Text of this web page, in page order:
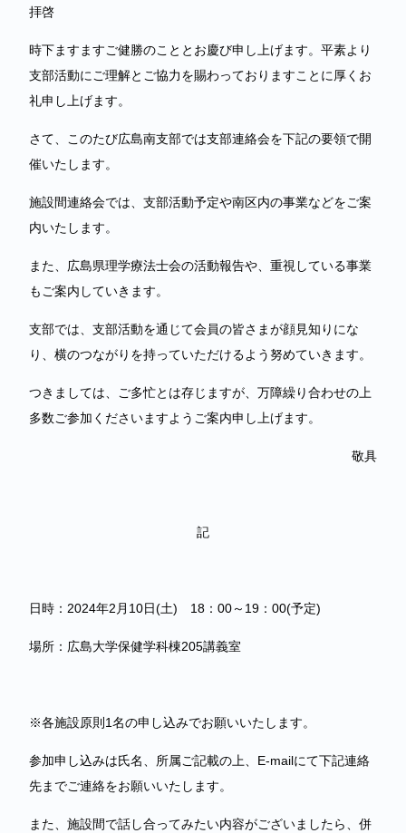
拝啓
時下ますますご健勝のこととお慶び申し上げます。平素より
支部活動にご理解とご協力を賜わっておりますことに厚くお
礼申し上げます。
さて、このたび広島南支部では支部連絡会を下記の要領で開
催いたします。
施設間連絡会では、支部活動予定や南区内の事業などをご案
内いたします。
また、広島県理学療法士会の活動報告や、重視している事業
もご案内していきます。
支部では、支部活動を通じて会員の皆さまが顔見知りにな
り、横のつながりを持っていただけるよう努めていきます。
つきましては、ご多忙とは存じますが、万障繰り合わせの上
多数ご参加くださいますようご案内申し上げます。
敬具
記
日時：2024年2月10日(土) 18：00～19：00(予定)
場所：広島大学保健学科棟205講義室
※各施設原則1名の申し込みでお願いいたします。
参加申し込みは氏名、所属ご記載の上、E-mailにて下記連絡
先までご連絡をお願いいたします。
また、施設間で話し合ってみたい内容がございましたら、併